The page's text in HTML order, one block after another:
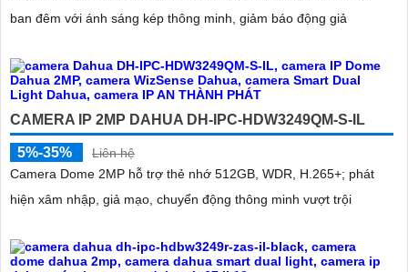
ban đêm với ánh sáng kép thông minh, giảm báo động giả
CAMERA IP 2MP DAHUA DH-IPC-HDW3249QM-S-IL
5%-35%
Liên hệ
Camera Dome 2MP hỗ trợ thẻ nhớ 512GB, WDR, H.265+; phát
hiện xâm nhập, giả mạo, chuyển động thông minh vượt trội